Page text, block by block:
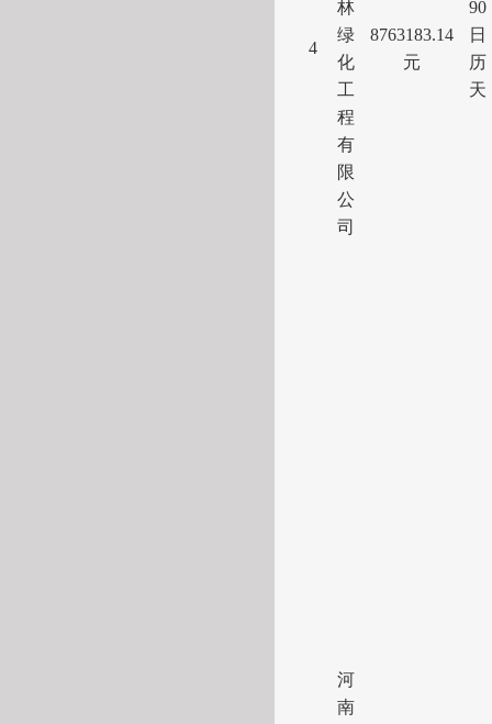
4
林
绿
化
工
程
有
限
公
司
8763183.14
元
90
日
历
天
河
南